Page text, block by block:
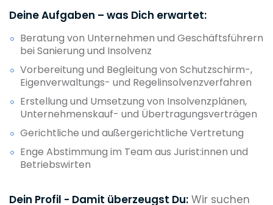
Deine Aufgaben – was Dich erwartet:
Beratung von Unternehmen und Geschäftsführern
bei Sanierung und Insolvenz
Vorbereitung und Begleitung von Schutzschirm-,
Eigenverwaltungs- und Regelinsolvenzverfahren
Erstellung und Umsetzung von Insolvenzplänen,
Unternehmenskauf- und Übertragungsverträgen
Gerichtliche und außergerichtliche Vertretung
Enge Abstimmung im Team aus Jurist:innen und
Betriebswirten
Dein Profil - Damit überzeugst Du: Wir suchen